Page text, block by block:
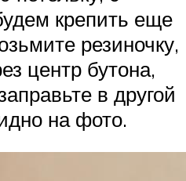
крепить еще
резиночку,
центр бутона,
в другой
на фото.